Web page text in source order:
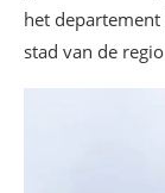
het departement
stad van de regio